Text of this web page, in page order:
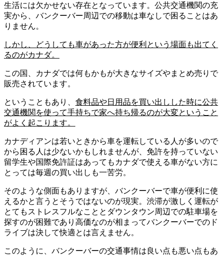
生活には欠かせない存在となっています。公共交通機関の充
実から、バンクーバー周辺での移動は車なしで困ることはあ
りません。
しかし、どうしても車があった方が便利という場面も出てく
るのがカナダ。
この国、カナダでは何もかもが大きなサイズやまとめ売りで
販売されています。
ということもあり、 食料品や日用品を買い出しした時に公共
交通機関を使って手持ちで家へ持ち帰るのが大変ということ
がよく起こります。
カナディアンは若いときから車を運転している人が多いので
から困る人は少ないかもしれませんが、免許を持っていない
留学生や国際免許証はあってもカナダで使える車がない方に
とっては毎週の買い出しも一苦労。
そのような側面もありますが、バンクーバーで車が便利に使
えるかと言うとそうではないのが現実。渋滞が激しく運転が
とてもストレスフルなこととダウンタウン周辺での駐車場を
探すのが困難であり高価なのが相まってバンクーバーでのド
ライブは決して快適とは言えません。
このように、バンクーバーの交通事情は良い点も悪い点もあ